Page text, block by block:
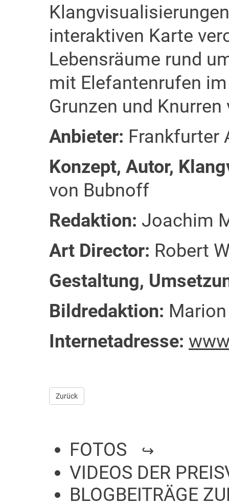
interaktiven Karte
Lebensräume rund
mit Elefantenrufen
Grunzen und
Anbieter: Frankfurter
Konzept, Autor,
von Bubnoff
Redaktion: Joachim
Art Director: Robert
Gestaltung,
Bildredaktion:
Internetadresse:
Zurück
FOTOS
VIDEOS DER
BLOGBEITRÄGE